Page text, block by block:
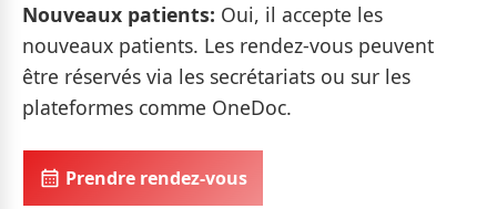
Nouveaux patients: Oui, il accepte les
nouveaux patients. Les rendez-vous peuvent
être réservés via les secrétariats ou sur les
plateformes comme OneDoc.
Prendre rendez-vous